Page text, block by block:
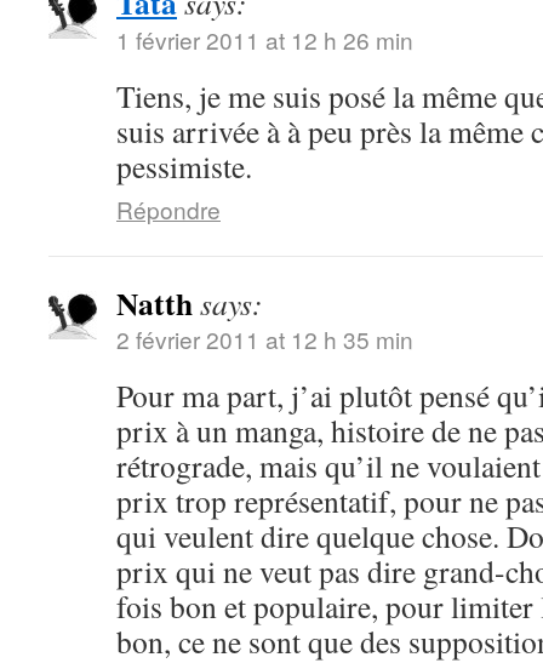
1 février 2011 at 12 h 26 min
Tiens, je me suis posé la même
suis arrivée à à peu près la même
pessimiste.
Répondre
Natthsays:
2 février 2011 at 12 h 35 min
Pour ma part, j’ai plutôt pensé
prix à un manga, histoire de ne
rétrograde, mais qu’il ne
prix trop représentatif, pour ne
qui veulent dire quelque chose.
prix qui ne veut pas dire grand-
fois bon et populaire, pour
bon, ce ne sont que des